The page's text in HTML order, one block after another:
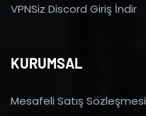
VPNSiz Discord Giriş İndir
KURUMSAL
Mesafeli Satış Sözleşmesi